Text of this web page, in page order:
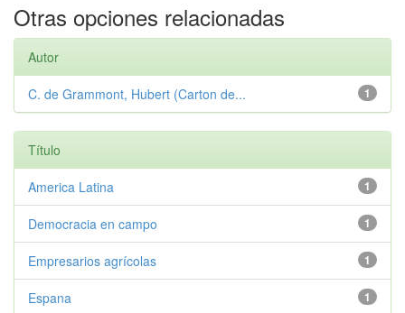
Otras opciones relacionadas
Autor
1
C. de Grammont, Hubert (Carton de...
Título
1
America Latina
1
Democracia en campo
1
Empresarios agrícolas
1
Espana